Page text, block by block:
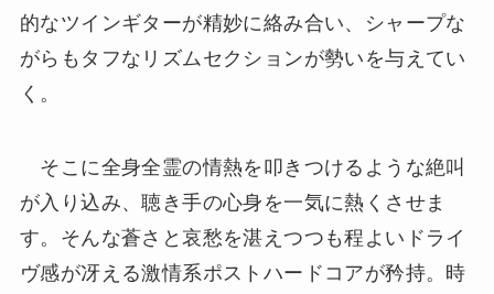
的なツインギターが精妙に絡み合い、シャープな
がらもタフなリズムセクションが勢いを与えてい
く。
そこに全身全霊の情熱を叩きつけるような絶叫
が入り込み、聴き手の心身を一気に熱くさせま
す。そんな蒼さと哀愁を湛えつつも程よいドライ
ヴ感が冴える激情系ポストハードコアが矜持。時